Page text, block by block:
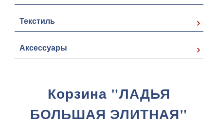
Текстиль
Аксессуары
Корзина "ЛАДЬЯ
БОЛЬШАЯ ЭЛИТНАЯ"